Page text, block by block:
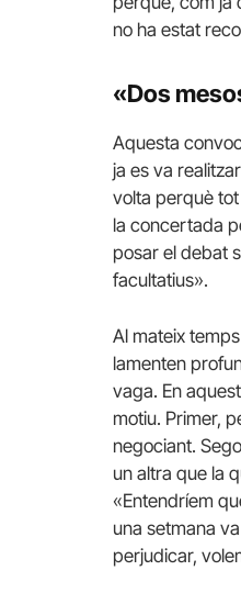
no ha estat
«Dos
Aquesta
ja es va
volta perquè
la concertada
posar el debat
facultatius».
Al mateix
lamenten
vaga. En
motiu. Primer,
negociant.
un altra que la
«Entendríem
una setmana
perjudicar,